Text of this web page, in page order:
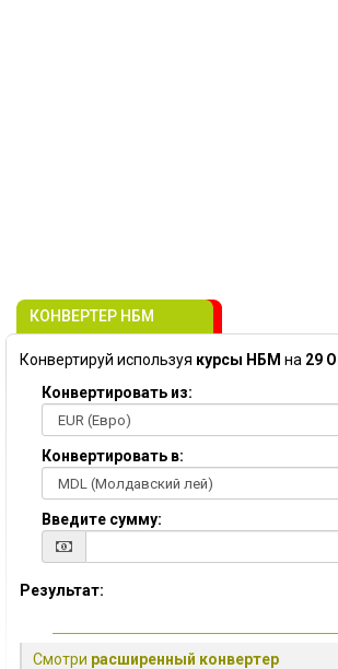
КОНВЕРТЕР НБМ
Конвертируй используя курсы НБМ на 29
Конвертировать из:
Конвертировать в:
Введите сумму:
Результат:
Смотри расширенный конвертер